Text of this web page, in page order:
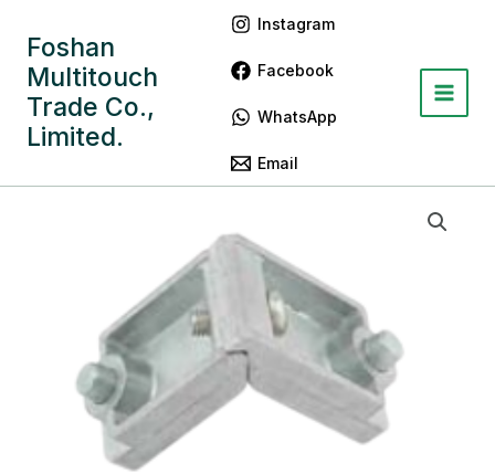
Foshan
Multitouch
Trade Co.,
Limited.
Instagram
Facebook
WhatsApp
Email